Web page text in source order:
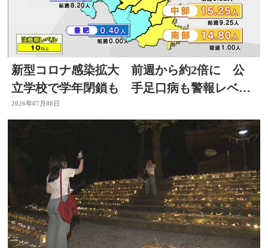
新型コロナ感染拡大 前週から約2倍に 公
立学校で学年閉鎖も 手足口病も警報レベル
上回る 大分
2026年07月08日